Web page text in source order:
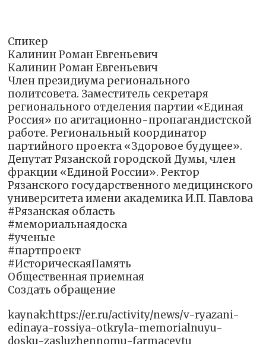
Спикер
Калинин Роман Евгеньевич
Калинин Роман Евгеньевич
Член президиума регионального
политсовета. Заместитель секретаря
регионального отделения партии «Единая
Россия» по агитационно-пропагандистской
работе. Региональный координатор
партийного проекта «Здоровое будущее».
Депутат Рязанской городской Думы, член
фракции «Единой России». Ректор
Рязанского государственного медицинского
университета имени академика И.П. Павлова
#Рязанская область
#мемориальнаядоска
#ученые
#партпроект
#ИсторическаяПамять
Общественная приемная
Создать обращение
kaynak:https://er.ru/activity/news/v-ryazani-
edinaya-rossiya-otkryla-memorialnuyu-
dosku-zasluzhennomu-farmacevtu